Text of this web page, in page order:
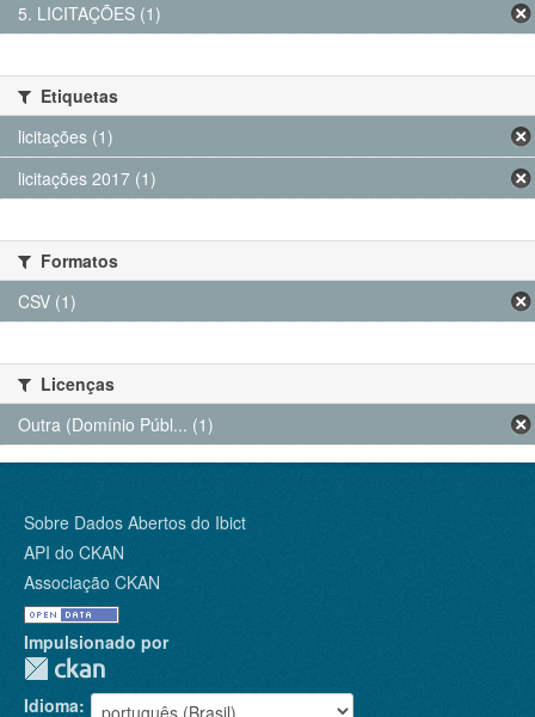
5. LICITAÇÕES (1)
Etiquetas
licitações (1)
licitações 2017 (1)
Formatos
CSV (1)
Licenças
Outra (Domínio Públ... (1)
Sobre Dados Abertos do Ibict
API do CKAN
Associação CKAN
Impulsionado por
Idioma